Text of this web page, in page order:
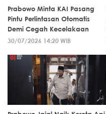
Prabowo Minta KAI Pasang
Pintu Perlintasan Otomatis
Demi Cegah Kecelakaan
30/07/2026 14:20 WIB